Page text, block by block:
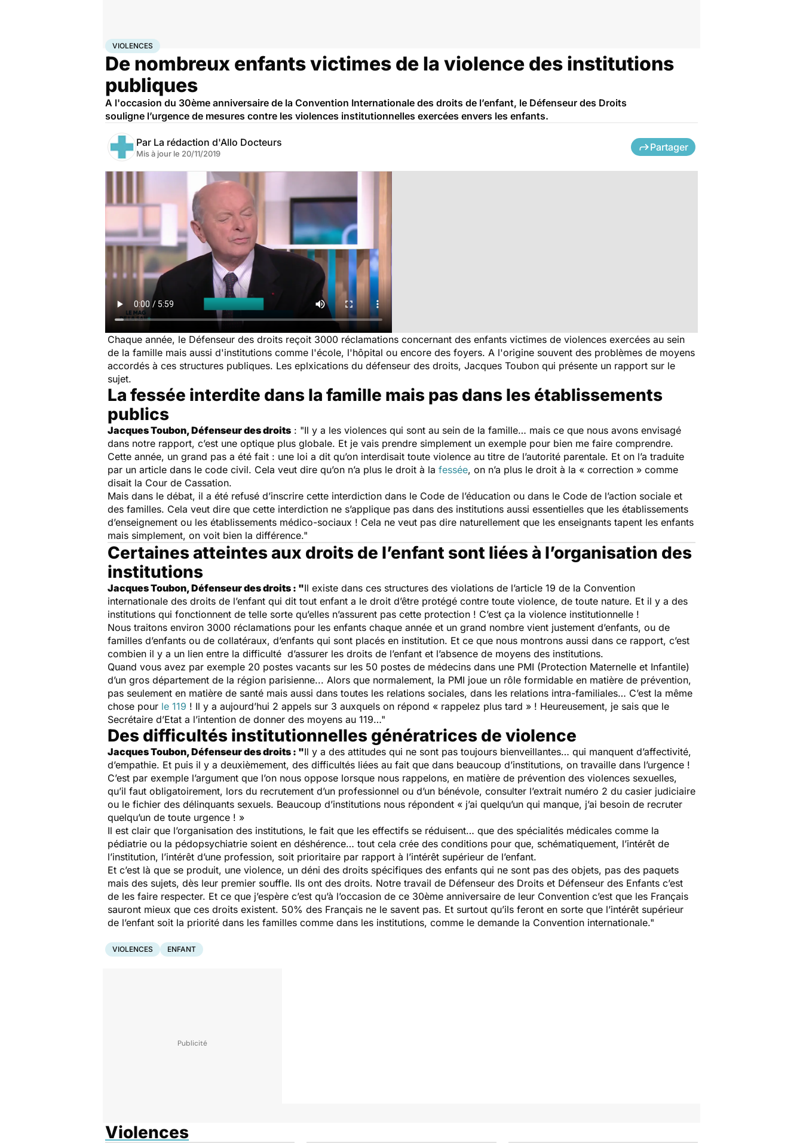
AccueilFamille Enfant
VIOLENCES
De nombreux enfants victimes de la violence des institutions
publiques
A l'occasion du 30ème anniversaire de la Convention Internationale des droits de l’enfant, le Défenseur des Droits
souligne l’urgence de mesures contre les violences institutionnelles exercées envers les enfants.
Par La rédaction d'Allo Docteurs
Mis à jour le 20/11/2019
Partager
Chaque année, le Défenseur des droits reçoit 3000 réclamations concernant des enfants victimes de violences exercées au sein
de la famille mais aussi d'institutions comme l'école, l'hôpital ou encore des foyers. A l'origine souvent des problèmes de moyens
accordés à ces structures publiques. Les eplxications du défenseur des droits, Jacques Toubon qui présente un rapport sur le
sujet.
La fessée interdite dans la famille mais pas dans les établissements
publics
Jacques Toubon, Défenseur des droits : "Il y a les violences qui sont au sein de la famille… mais ce que nous avons envisagé
dans notre rapport, c’est une optique plus globale. Et je vais prendre simplement un exemple pour bien me faire comprendre.
Cette année, un grand pas a été fait : une loi a dit qu’on interdisait toute violence au titre de l’autorité parentale. Et on l’a traduite
par un article dans le code civil. Cela veut dire qu’on n’a plus le droit à la fessée, on n’a plus le droit à la « correction » comme
disait la Cour de Cassation.
Mais dans le débat, il a été refusé d’inscrire cette interdiction dans le Code de l’éducation ou dans le Code de l’action sociale et
des familles. Cela veut dire que cette interdiction ne s’applique pas dans des institutions aussi essentielles que les établissements
d’enseignement ou les établissements médico-sociaux ! Cela ne veut pas dire naturellement que les enseignants tapent les enfants
mais simplement, on voit bien la différence."
Certaines atteintes aux droits de l’enfant sont liées à l’organisation des
institutions
Jacques Toubon, Défenseur des droits : "Il existe dans ces structures des violations de l’article 19 de la Convention
internationale des droits de l’enfant qui dit tout enfant a le droit d’être protégé contre toute violence, de toute nature. Et il y a des
institutions qui fonctionnent de telle sorte qu’elles n’assurent pas cette protection ! C’est ça la violence institutionnelle !
Nous traitons environ 3000 réclamations pour les enfants chaque année et un grand nombre vient justement d’enfants, ou de
familles d’enfants ou de collatéraux, d’enfants qui sont placés en institution. Et ce que nous montrons aussi dans ce rapport, c’est
combien il y a un lien entre la difficulté d’assurer les droits de l’enfant et l’absence de moyens des institutions.
Quand vous avez par exemple 20 postes vacants sur les 50 postes de médecins dans une PMI (Protection Maternelle et Infantile)
d’un gros département de la région parisienne... Alors que normalement, la PMI joue un rôle formidable en matière de prévention,
pas seulement en matière de santé mais aussi dans toutes les relations sociales, dans les relations intra-familiales… C’est la même
chose pour le 119 ! Il y a aujourd’hui 2 appels sur 3 auxquels on répond « rappelez plus tard » ! Heureusement, je sais que le
Secrétaire d’Etat a l’intention de donner des moyens au 119…"
Des difficultés institutionnelles génératrices de violence
Jacques Toubon, Défenseur des droits : "Il y a des attitudes qui ne sont pas toujours bienveillantes… qui manquent d’affectivité,
d’empathie. Et puis il y a deuxièmement, des difficultés liées au fait que dans beaucoup d’institutions, on travaille dans l’urgence !
C’est par exemple l’argument que l’on nous oppose lorsque nous rappelons, en matière de prévention des violences sexuelles,
qu’il faut obligatoirement, lors du recrutement d’un professionnel ou d’un bénévole, consulter l’extrait numéro 2 du casier judiciaire
ou le fichier des délinquants sexuels. Beaucoup d’institutions nous répondent « j’ai quelqu’un qui manque, j’ai besoin de recruter
quelqu’un de toute urgence ! »
Il est clair que l’organisation des institutions, le fait que les effectifs se réduisent… que des spécialités médicales comme la
pédiatrie ou la pédopsychiatrie soient en déshérence… tout cela crée des conditions pour que, schématiquement, l’intérêt de
l’institution, l’intérêt d’une profession, soit prioritaire par rapport à l’intérêt supérieur de l’enfant.
Et c’est là que se produit, une violence, un déni des droits spécifiques des enfants qui ne sont pas des objets, pas des paquets
mais des sujets, dès leur premier souffle. Ils ont des droits. Notre travail de Défenseur des Droits et Défenseur des Enfants c’est
de les faire respecter. Et ce que j’espère c’est qu’à l’occasion de ce 30ème anniversaire de leur Convention c’est que les Français
sauront mieux que ces droits existent. 50% des Français ne le savent pas. Et surtout qu’ils feront en sorte que l’intérêt supérieur
de l’enfant soit la priorité dans les familles comme dans les institutions, comme le demande la Convention internationale."
VIOLENCES ENFANT
Violences